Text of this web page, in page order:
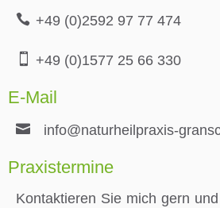
+49 (0)2592 97 77 474
+49 (0)1577 25 66 330
E-Mail
info@naturheilpraxis-
Praxistermine
Kontaktieren Sie mich gern